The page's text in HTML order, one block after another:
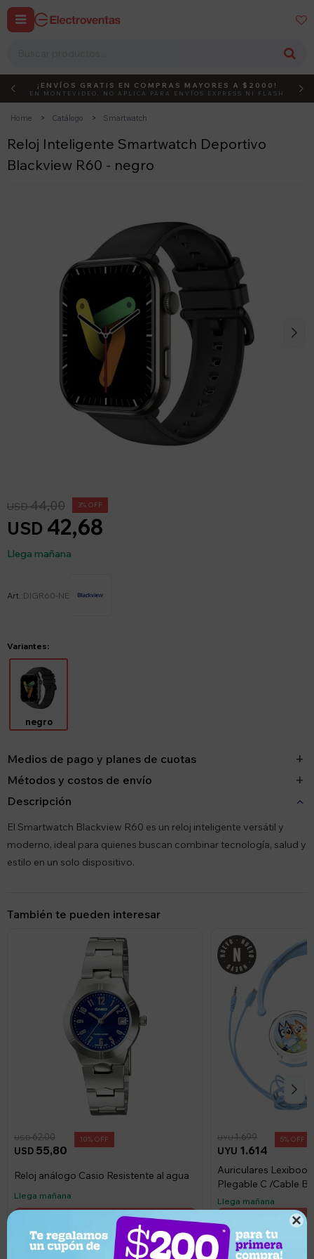

 
DEBUT ACTIVÁ EL CÓDIGO
¡ENVÍOS GRATIS EN COMPRAS MAYORES A $2000!
EN MONTEVIDEO, NO APLICA PARA ENVÍOS EXPRESS NI FLASH
Home Catálogo Smartwatch
Reloj Inteligente Smartwatch Deportivo
Blackview R60 - negro
USD 42,68
USD44,00 3
Llega mañana
DIGR60-NE
Variantes:
negro
Medios de pago y planes de cuotas
Métodos y costos de envío
Descripción
El Smartwatch Blackview R60 es un reloj inteligente versátil y
moderno, ideal para quienes buscan combinar tecnología, salud y
estilo en un solo dispositivo.
También te pueden interesar
USD 55,80
USD62,00 10
Reloj análogo Casio Resistente al agua
Llega mañana
UYU 1.614
UYU1.699 5
Auriculares
Plegable C /Cable
Llega mañana